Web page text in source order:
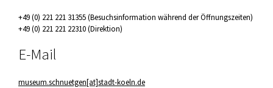
+49 (0) 221 221 31355 (Besuchsinformation während der Öffnungszeiten)
+49 (0) 221 221 22310 (Direktion)
E-Mail
museum.schnuetgen[at]stadt-koeln.de